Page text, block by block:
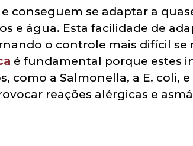
conseguem se adaptar a
e água. Esta facilidade de
o controle mais difícil se
é fundamental porque estes
a Salmonella, a E. coli,
reações alérgicas e